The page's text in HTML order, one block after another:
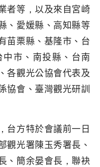
者等，以及來自宮崎
、愛媛縣、高知縣等
苗栗縣、基隆市、台
市、南投縣、台南
各觀光公協會代表及
協會、臺灣觀光研訓
台方特於會議前一日
觀光署陳玉秀署長、
、簡余晏會長，聯袂